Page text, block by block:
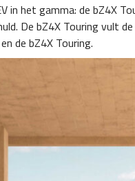
in het gamma: de bZ4X
De bZ4X Touring vult
en de bZ4X Touring.